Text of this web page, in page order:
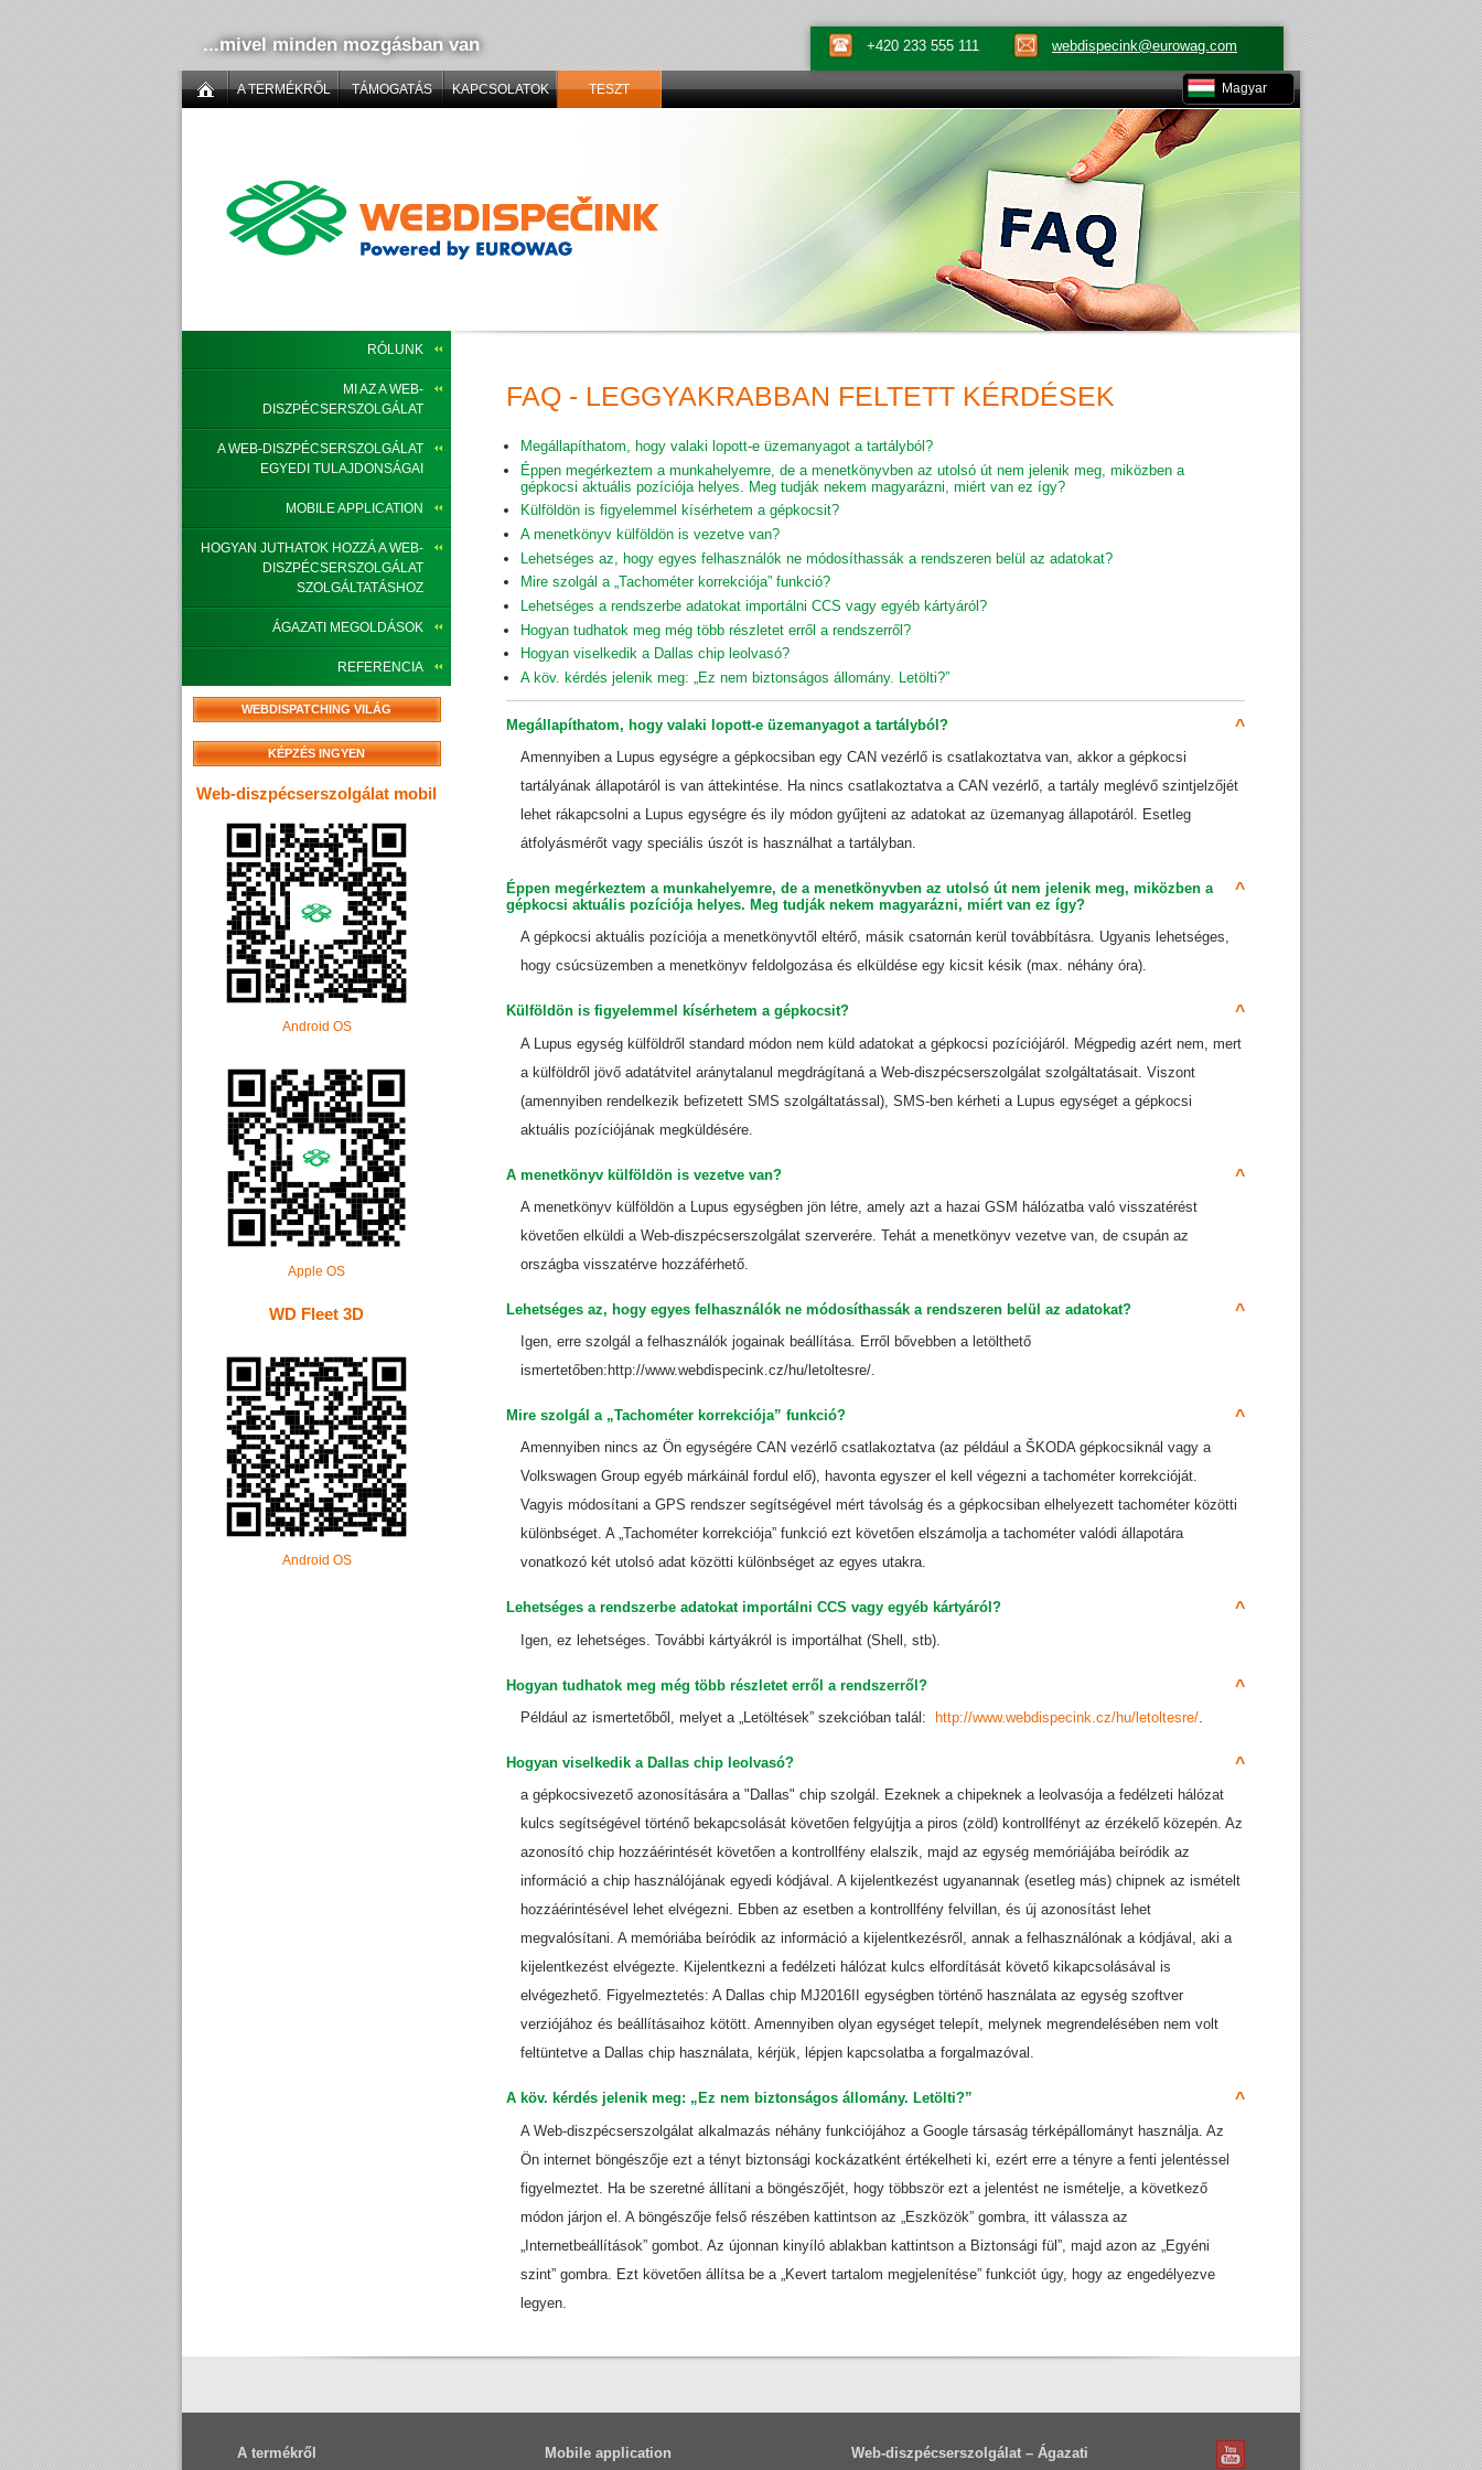
+420 233 555 111 webdispecink@eurowag.com
...mivel minden mozgásban van
A TERMÉKRŐL TÁMOGATÁS KAPCSOLATOK TESZT Magyar
RÓLUNK
MI AZ A WEB-
DISZPÉCSERSZOLGÁLAT
A WEB-DISZPÉCSERSZOLGÁLAT
EGYEDI TULAJDONSÁGAI
MOBILE APPLICATION
HOGYAN JUTHATOK HOZZÁ A WEB-
DISZPÉCSERSZOLGÁLAT
SZOLGÁLTATÁSHOZ
ÁGAZATI MEGOLDÁSOK
REFERENCIA
WEBDISPATCHING VILÁG
KÉPZÉS INGYEN
Web-diszpécserszolgálat mobil
Android OS
Apple OS
WD Fleet 3D
Android OS
FAQ - LEGGYAKRABBAN FELTETT KÉRDÉSEK
Megállapíthatom, hogy valaki lopott-e üzemanyagot a tartályból?
Éppen megérkeztem a munkahelyemre, de a menetkönyvben az utolsó út nem jelenik meg, miközben a
gépkocsi aktuális pozíciója helyes. Meg tudják nekem magyarázni, miért van ez így?
Külföldön is figyelemmel kísérhetem a gépkocsit?
A menetkönyv külföldön is vezetve van?
Lehetséges az, hogy egyes felhasználók ne módosíthassák a rendszeren belül az adatokat?
Mire szolgál a „Tachométer korrekciója” funkció?
Lehetséges a rendszerbe adatokat importálni CCS vagy egyéb kártyáról?
Hogyan tudhatok meg még több részletet erről a rendszerről?
Hogyan viselkedik a Dallas chip leolvasó?
A köv. kérdés jelenik meg: „Ez nem biztonságos állomány. Letölti?”
^
Megállapíthatom, hogy valaki lopott-e üzemanyagot a tartályból?
Amennyiben a Lupus egységre a gépkocsiban egy CAN vezérlő is csatlakoztatva van, akkor a gépkocsi
tartályának állapotáról is van áttekintése. Ha nincs csatlakoztatva a CAN vezérlő, a tartály meglévő szintjelzőjét
lehet rákapcsolni a Lupus egységre és ily módon gyűjteni az adatokat az üzemanyag állapotáról. Esetleg
átfolyásmérőt vagy speciális úszót is használhat a tartályban.
^
Éppen megérkeztem a munkahelyemre, de a menetkönyvben az utolsó út nem jelenik meg, miközben a
gépkocsi aktuális pozíciója helyes. Meg tudják nekem magyarázni, miért van ez így?
A gépkocsi aktuális pozíciója a menetkönyvtől eltérő, másik csatornán kerül továbbításra. Ugyanis lehetséges,
hogy csúcsüzemben a menetkönyv feldolgozása és elküldése egy kicsit késik (max. néhány óra).
^
Külföldön is figyelemmel kísérhetem a gépkocsit?
A Lupus egység külföldről standard módon nem küld adatokat a gépkocsi pozíciójáról. Mégpedig azért nem, mert
a külföldről jövő adatátvitel aránytalanul megdrágítaná a Web-diszpécserszolgálat szolgáltatásait. Viszont
(amennyiben rendelkezik befizetett SMS szolgáltatással), SMS-ben kérheti a Lupus egységet a gépkocsi
aktuális pozíciójának megküldésére.
^
A menetkönyv külföldön is vezetve van?
A menetkönyv külföldön a Lupus egységben jön létre, amely azt a hazai GSM hálózatba való visszatérést
követően elküldi a Web-diszpécserszolgálat szerverére. Tehát a menetkönyv vezetve van, de csupán az
országba visszatérve hozzáférhető.
^
Lehetséges az, hogy egyes felhasználók ne módosíthassák a rendszeren belül az adatokat?
Igen, erre szolgál a felhasználók jogainak beállítása. Erről bővebben a letölthető
ismertetőben:http://www.webdispecink.cz/hu/letoltesre/.
^
Mire szolgál a „Tachométer korrekciója” funkció?
Amennyiben nincs az Ön egységére CAN vezérlő csatlakoztatva (az például a ŠKODA gépkocsiknál vagy a
Volkswagen Group egyéb márkáinál fordul elő), havonta egyszer el kell végezni a tachométer korrekcióját.
Vagyis módosítani a GPS rendszer segítségével mért távolság és a gépkocsiban elhelyezett tachométer közötti
különbséget. A „Tachométer korrekciója” funkció ezt követően elszámolja a tachométer valódi állapotára
vonatkozó két utolsó adat közötti különbséget az egyes utakra.
^
Lehetséges a rendszerbe adatokat importálni CCS vagy egyéb kártyáról?
Igen, ez lehetséges. További kártyákról is importálhat (Shell, stb).
^
Hogyan tudhatok meg még több részletet erről a rendszerről?
Például az ismertetőből, melyet a „Letöltések” szekcióban talál:
http://www.webdispecink.cz/hu/letoltesre/.
^
Hogyan viselkedik a Dallas chip leolvasó?
a gépkocsivezető azonosítására a "Dallas" chip szolgál. Ezeknek a chipeknek a leolvasója a fedélzeti hálózat
kulcs segítségével történő bekapcsolását követően felgyújtja a piros (zöld) kontrollfényt az érzékelő közepén. Az
azonosító chip hozzáérintését követően a kontrollfény elalszik, majd az egység memóriájába beíródik az
információ a chip használójának egyedi kódjával. A kijelentkezést ugyanannak (esetleg más) chipnek az ismételt
hozzáérintésével lehet elvégezni. Ebben az esetben a kontrollfény felvillan, és új azonosítást lehet
megvalósítani. A memóriába beíródik az információ a kijelentkezésről, annak a felhasználónak a kódjával, aki a
kijelentkezést elvégezte. Kijelentkezni a fedélzeti hálózat kulcs elfordítását követő kikapcsolásával is
elvégezhető. Figyelmeztetés: A Dallas chip MJ2016II egységben történő használata az egység szoftver
verziójához és beállításaihoz kötött. Amennyiben olyan egységet telepít, melynek megrendelésében nem volt
feltüntetve a Dallas chip használata, kérjük, lépjen kapcsolatba a forgalmazóval.
^
A köv. kérdés jelenik meg: „Ez nem biztonságos állomány. Letölti?”
A Web-diszpécserszolgálat alkalmazás néhány funkciójához a Google társaság térképállományt használja. Az
Ön internet böngészője ezt a tényt biztonsági kockázatként értékelheti ki, ezért erre a tényre a fenti jelentéssel
figyelmeztet. Ha be szeretné állítani a böngészőjét, hogy többször ezt a jelentést ne ismételje, a következő
módon járjon el. A böngészője felső részében kattintson az „Eszközök” gombra, itt válassza az
„Internetbeállítások” gombot. Az újonnan kinyíló ablakban kattintson a Biztonsági fül”, majd azon az „Egyéni
szint” gombra. Ezt követően állítsa be a „Kevert tartalom megjelenítése” funkciót úgy, hogy az engedélyezve
legyen.
A termékről
Mobile application
Web-diszpécserszolgálat – Ágazati